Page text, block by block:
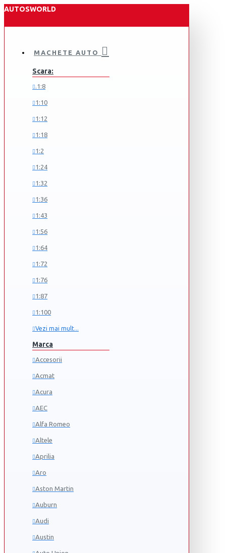
AUTOSWORLD
MACHETE AUTO
Scara:
.1:8
1:10
1:12
1:18
1:2
1:24
1:32
1:36
1:43
1:56
1:64
1:72
1:76
1:87
1:100
Vezi mai mult...
Marca
Accesorii
Acmat
Acura
AEC
Alfa Romeo
Altele
Aprilia
Aro
Aston Martin
Auburn
Audi
Austin